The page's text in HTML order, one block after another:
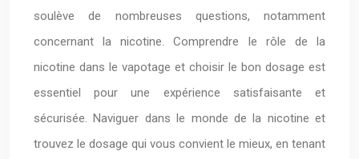
soulève de nombreuses questions, notamment
concernant la nicotine. Comprendre le rôle de la
nicotine dans le vapotage et choisir le bon dosage est
essentiel pour une expérience satisfaisante et
sécurisée. Naviguer dans le monde de la nicotine et
trouvez le dosage qui vous convient le mieux, en tenant